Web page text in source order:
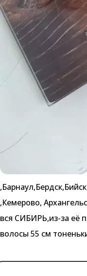
,Кемерово,
вся СИБИРЬ,из-за её
волосы 55 см